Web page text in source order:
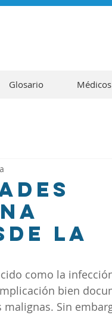
Glosario Médicos
la
como la
bien
Sin